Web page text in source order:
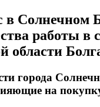
Солнечном
работы в
области
города
на